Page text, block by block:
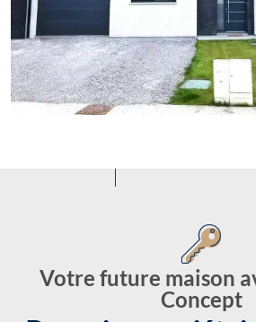
Votre future maison
Concept